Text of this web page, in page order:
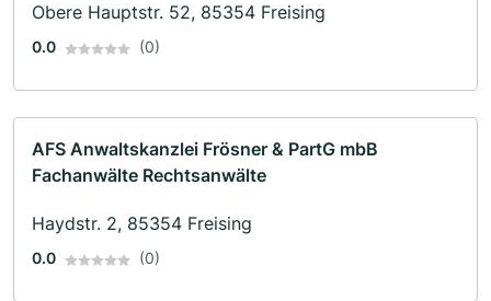
Obere Hauptstr. 52, 85354 Freising
0.0 (0)
AFS Anwaltskanzlei Frösner & PartG mbB
Fachanwälte Rechtsanwälte
Haydstr. 2, 85354 Freising
0.0 (0)